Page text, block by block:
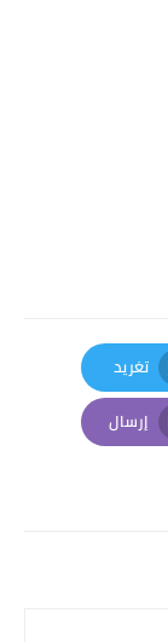
تغريد
Twitter
إرسال
Email